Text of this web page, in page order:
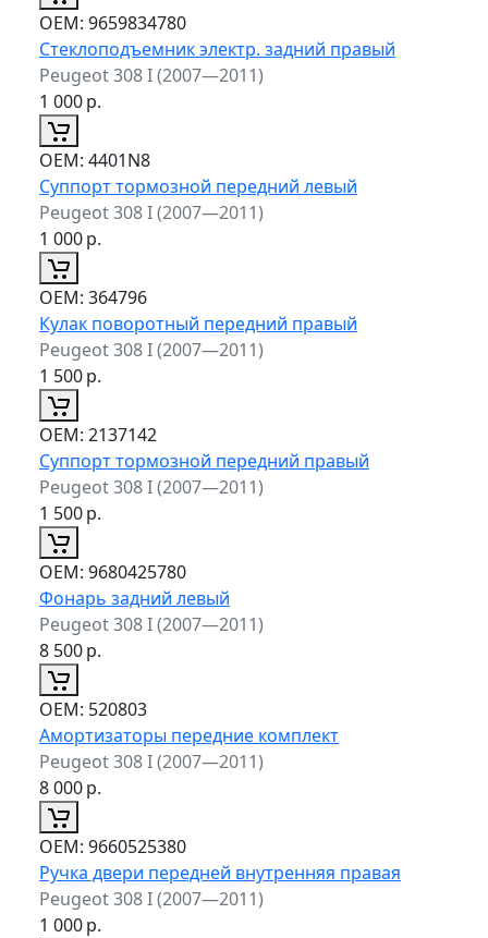
ОЕМ: 9659834780
Стеклоподъемник электр. задний правый
Peugeot 308 I (2007—2011)
1 000р.
ОЕМ: 4401N8
Суппорт тормозной передний левый
Peugeot 308 I (2007—2011)
1 000р.
ОЕМ: 364796
Кулак поворотный передний правый
Peugeot 308 I (2007—2011)
1 500р.
ОЕМ: 2137142
Суппорт тормозной передний правый
Peugeot 308 I (2007—2011)
1 500р.
ОЕМ: 9680425780
Фонарь задний левый
Peugeot 308 I (2007—2011)
8 500р.
ОЕМ: 520803
Амортизаторы передние комплект
Peugeot 308 I (2007—2011)
8 000р.
ОЕМ: 9660525380
Ручка двери передней внутренняя правая
Peugeot 308 I (2007—2011)
1 000р.